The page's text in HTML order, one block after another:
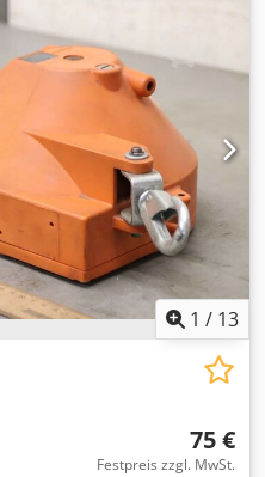
1 / 13
75 €
Festpreis zzgl. MwSt.